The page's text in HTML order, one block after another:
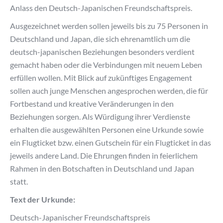
Anlass den Deutsch-Japanischen Freundschaftspreis.
Ausgezeichnet werden sollen jeweils bis zu 75 Personen in
Deutschland und Japan, die sich ehrenamtlich um die
deutsch-japanischen Beziehungen besonders verdient
gemacht haben oder die Verbindungen mit neuem Leben
erfüllen wollen. Mit Blick auf zukünftiges Engagement
sollen auch junge Menschen angesprochen werden, die für
Fortbestand und kreative Veränderungen in den
Beziehungen sorgen. Als Würdigung ihrer Verdienste
erhalten die ausgewählten Personen eine Urkunde sowie
ein Flugticket bzw. einen Gutschein für ein Flugticket in das
jeweils andere Land. Die Ehrungen finden in feierlichem
Rahmen in den Botschaften in Deutschland und Japan
statt.
Text der Urkunde:
Deutsch-Japanischer Freundschaftspreis